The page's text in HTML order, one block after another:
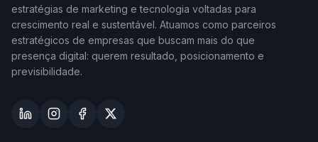
estratégias de marketing e tecnologia voltadas para
crescimento real e sustentável. Atuamos como parceiros
estratégicos de empresas que buscam mais do que
presença digital: querem resultado, posicionamento e
previsibilidade.